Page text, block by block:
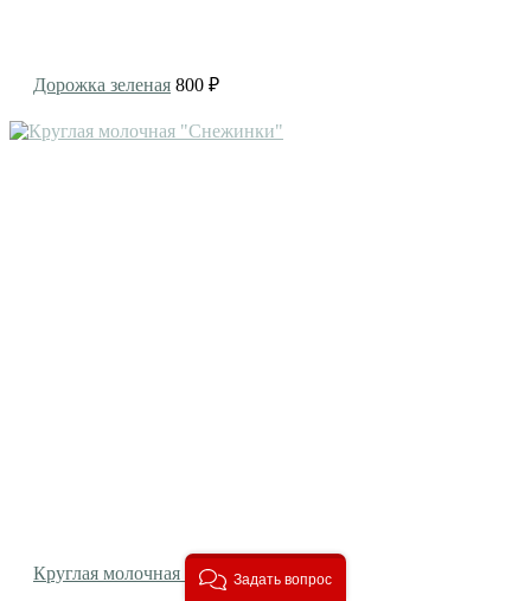
Дорожка зеленая 800 ₽
Круглая молочная "Снежинки" 1950 ₽
Задать вопрос